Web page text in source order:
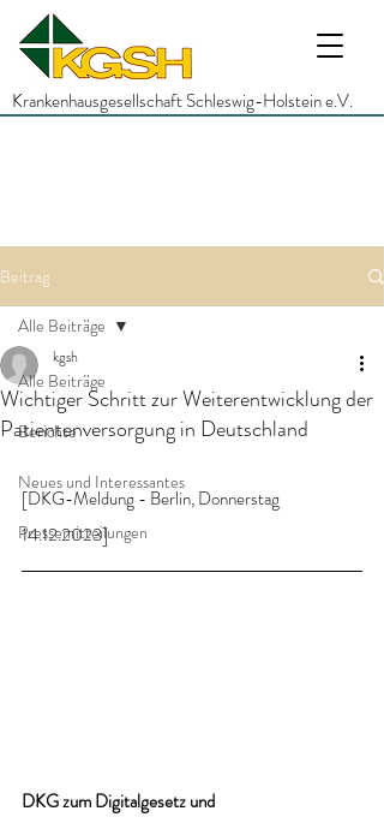
Krankenhausgesellschaft Schleswig-Holstein e.V.
Beitrag
Alle Beiträge
Berichte
Neues und Interessantes
Pressemitteilungen
Alle Beiträge
Wichtiger Schritt zur Weiterentwicklung der
Patientenversorgung in Deutschland
kgsh
[DKG-Meldung - Berlin, Donnerstag
14.12.2023]
DKG zum Digitalgesetz und